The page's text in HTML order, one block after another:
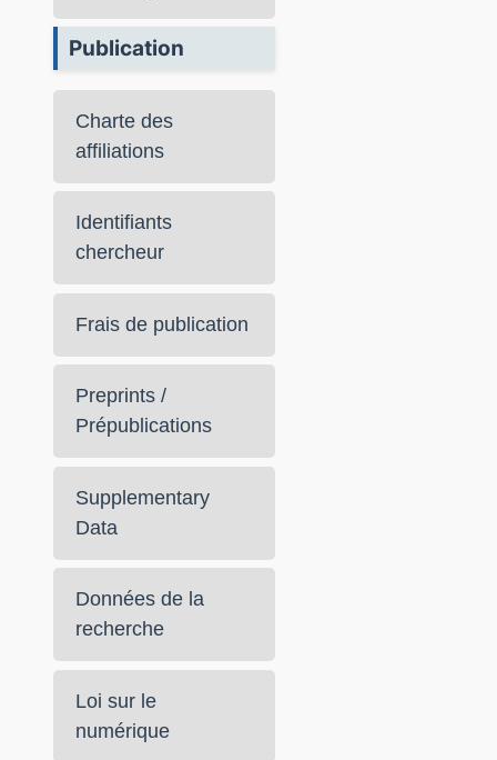
Publication
Charte des
affiliations
Identifiants
chercheur
Frais de publication
Preprints /
Prépublications
Supplementary
Data
Données de la
recherche
Loi sur le
numérique